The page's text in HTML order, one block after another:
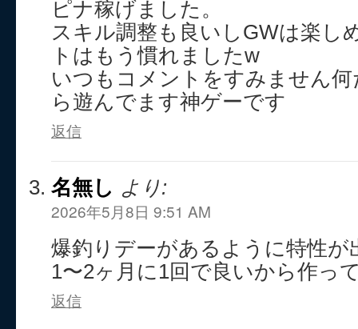
ピナ稼げました。
スキル調整も良いしGWは楽し
トはもう慣れましたw
いつもコメントをすみません
ら遊んでます神ゲーです
返信
名無し より:
2026年5月8日 9:51 AM
爆釣りデーがあるように特性が
1〜2ヶ月に1回で良いから作っ
返信